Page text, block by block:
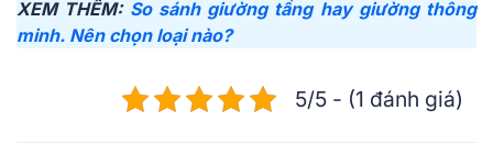
XEM THÊM: So sánh giường tầng hay giường thông
minh. Nên chọn loại nào?
5/5 - (1 đánh giá)